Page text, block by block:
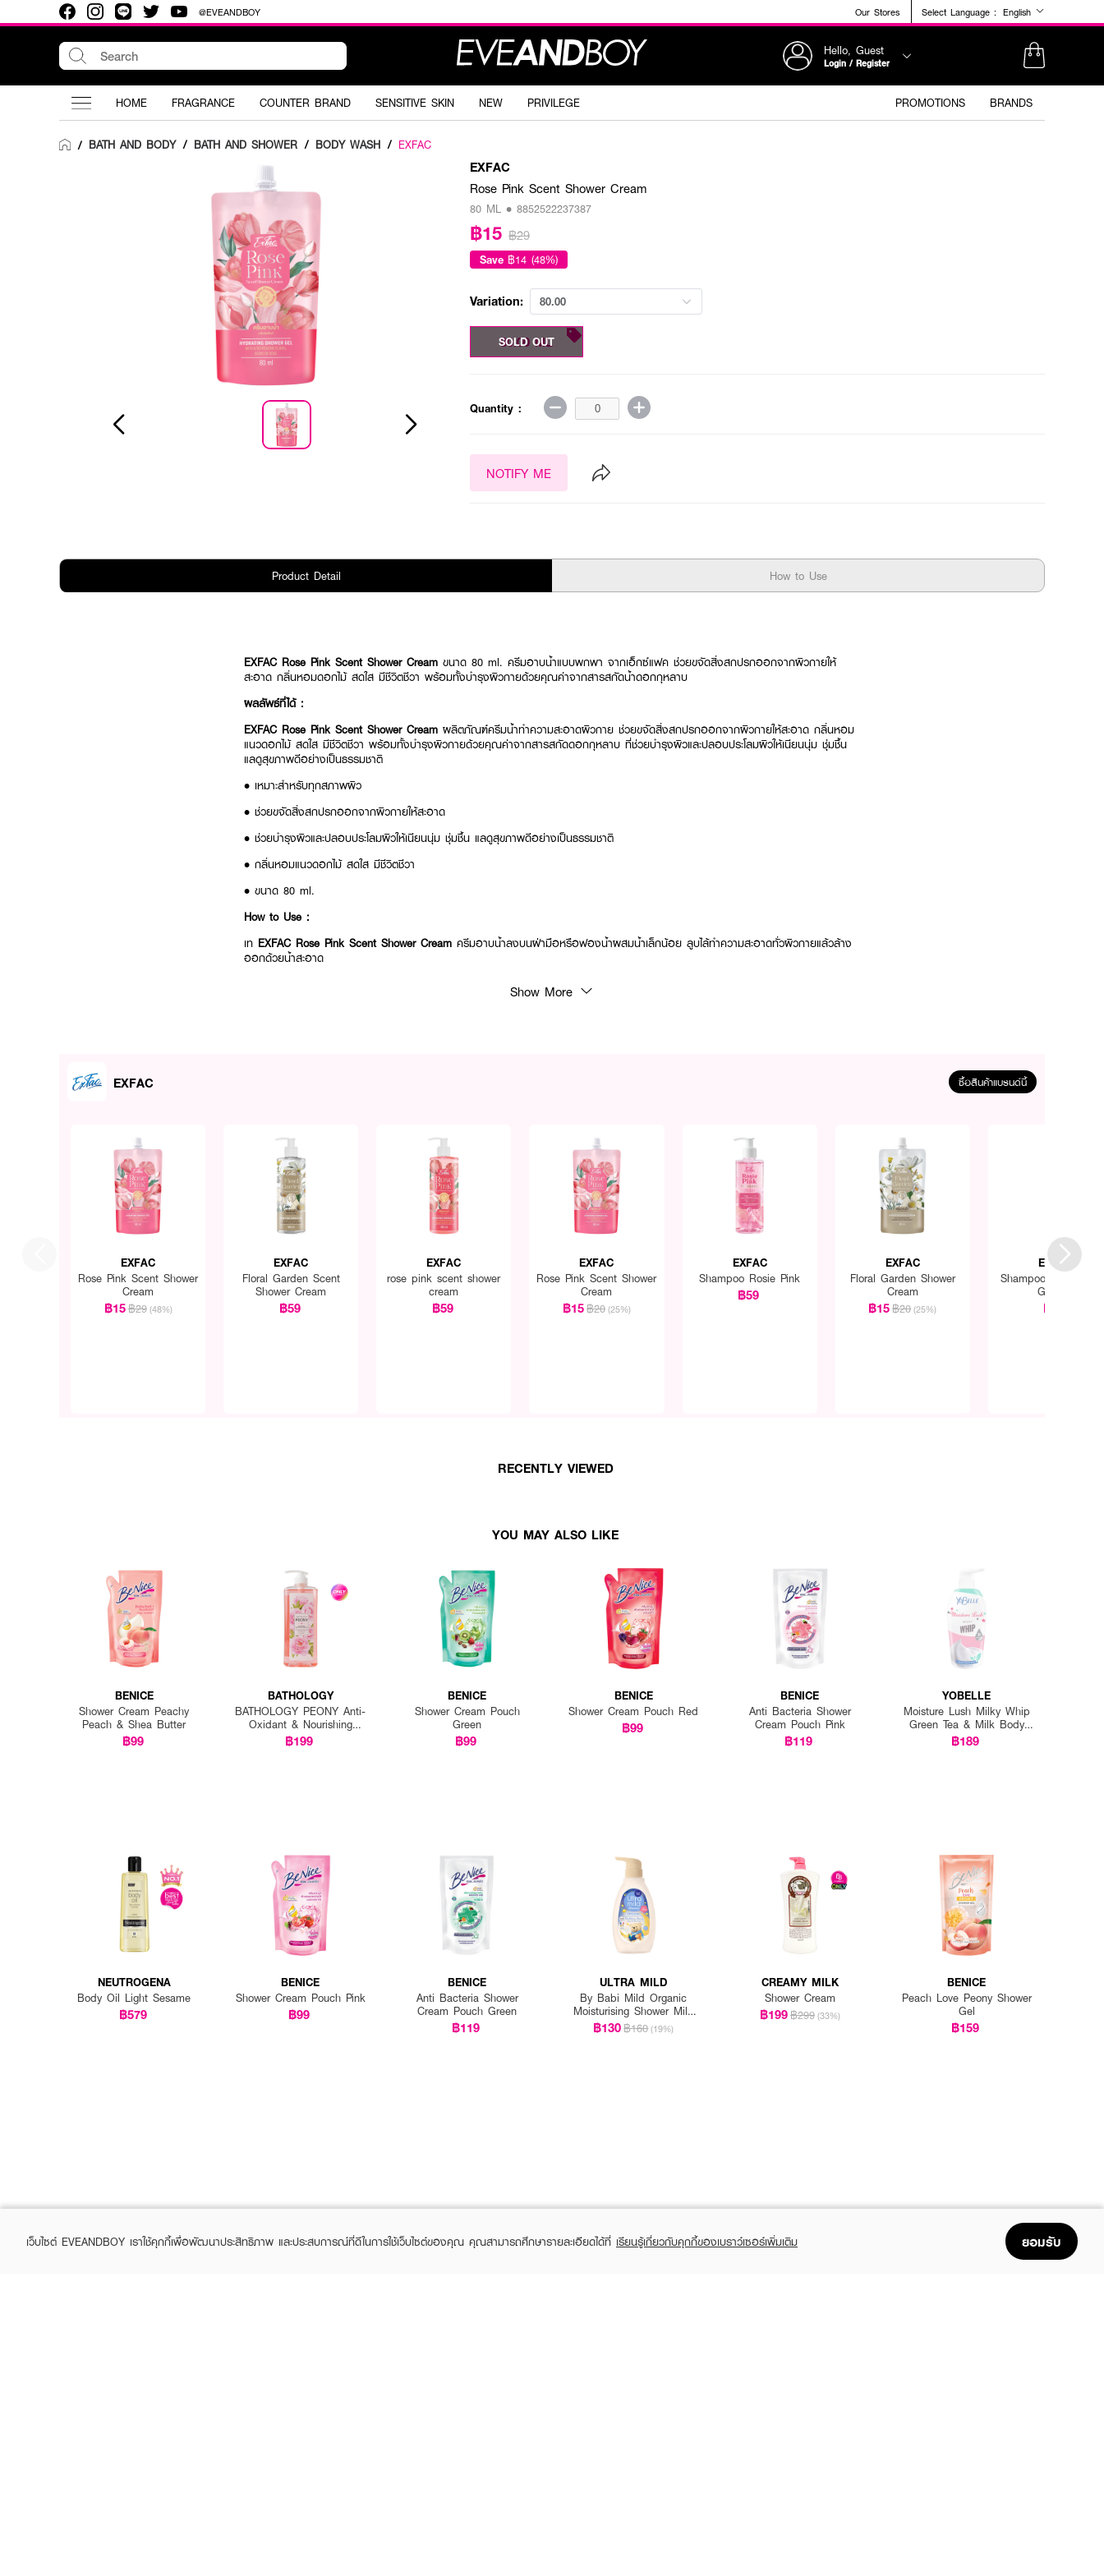
@EVEANDBOY Our Stores Select Language : English
Hello, Guest
Login / Register
HOME FRAGRANCE COUNTER BRAND SENSITIVE SKIN NEW PRIVILEGE PROMOTIONS BRANDS
/ BATH AND BODY / BATH AND SHOWER / BODY WASH / EXFAC
EXFAC
Rose Pink Scent Shower Cream
80 ML • 8852522237387
฿15 ฿29
Save ฿14 (48%)
Variation: 80.00
80.00 ML
SOLD OUT
Quantity :
NOTIFY ME
Product Detail How to Use
EXFAC Rose Pink Scent Shower Cream ขนาด 80 ml. ครีมอาบน้ำแบบพกพา จากเอ็กซ์แฟค ช่วยขจัดสิ่งสกปรกออกจากผิวกายให้
สะอาด กลิ่นหอมดอกไม้ สดใส มีชีวิตชีวา พร้อมทั้งบำรุงผิวกายด้วยคุณค่าจากสารสกัดน้ำดอกกุหลาบ
ผลลัพธ์ที่ได้ :
EXFAC Rose Pink Scent Shower Cream ผลิตภัณฑ์ครีมน้ำทำความสะอาดผิวกาย ช่วยขจัดสิ่งสกปรกออกจากผิวกายให้สะอาด กลิ่นหอม
แนวดอกไม้ สดใส มีชีวิตชีวา พร้อมทั้งบำรุงผิวกายด้วยคุณค่าจากสารสกัดดอกกุหลาบ ที่ช่วยบำรุงผิวและปลอบประโลมผิวให้เนียนนุ่ม ชุ่มชื้น
แลดูสุขภาพดีอย่างเป็นธรรมชาติ
• เหมาะสำหรับทุกสภาพผิว
• ช่วยขจัดสิ่งสกปรกออกจากผิวกายให้สะอาด
• ช่วยบำรุงผิวและปลอบประโลมผิวให้เนียนนุ่ม ชุ่มชื้น แลดูสุขภาพดีอย่างเป็นธรรมชาติ
• กลิ่นหอมแนวดอกไม้ สดใส มีชีวิตชีวา
• ขนาด 80 ml.
How to Use :
เท EXFAC Rose Pink Scent Shower Cream ครีมอาบน้ำลงบนฝ่ามือหรือฟองน้ำผสมน้ำเล็กน้อย ลูบไล้ทำความสะอาดทั่วผิวกายแล้วล้าง
ออกด้วยน้ำสะอาด
Show More
EXFAC ซื้อสินค้าแบรนด์นี้
EXFAC
Rose Pink Scent Shower
Cream
฿15฿29 (48%)
EXFAC
Floral Garden Scent
Shower Cream
฿59
EXFAC
rose pink scent shower
cream
฿59
EXFAC
Rose Pink Scent Shower
Cream
฿15฿20 (25%)
EXFAC
Shampoo Rosie Pink
฿59
EXFAC
Floral Garden Shower
Cream
฿15฿20 (25%)
EXFAC
Shampoo Sweet
Garden
฿59
RECENTLY VIEWED
YOU MAY ALSO LIKE
BENICE
Shower Cream Peachy
Peach & Shea Butter
฿99
BATHOLOGY
BATHOLOGY PEONY Anti-
Oxidant & Nourishing
Shower Gel
฿199
BENICE
Shower Cream Pouch
Green
฿99
BENICE
Shower Cream Pouch Red
฿99
BENICE
Anti Bacteria Shower
Cream Pouch Pink
฿119
YOBELLE
Moisture Lush Milky Whip
Green Tea & Milk Body
Wash
฿189
NEUTROGENA
Body Oil Light Sesame
฿579
BENICE
Shower Cream Pouch Pink
฿99
BENICE
Anti Bacteria Shower
Cream Pouch Green
฿119
ULTRA MILD
By Babi Mild Organic
Moisturising Shower Milk
Bedtime Story
฿130฿160 (19%)
CREAMY MILK
Shower Cream
฿199฿299 (33%)
BENICE
Peach Love Peony Shower
Gel
฿159
เว็บไซต์ EVEANDBOY เราใช้คุกกี้เพื่อพัฒนาประสิทธิภาพ และประสบการณ์ที่ดีในการใช้เว็บไซต์ของคุณ คุณสามารถศึกษารายละเอียดได้ที่ เรียนรู้เกี่ยวกับคุกกี้ของเบราว์เซอร์เพิ่มเติม ยอมรับ